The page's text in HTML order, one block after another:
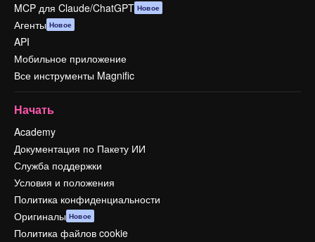
MCP для Claude/ChatGPT Новое
Агенты Новое
API
Мобильное приложение
Все инструменты Magnific
Начать
Academy
Документация по Пакету ИИ
Служба поддержки
Условия и положения
Политика конфиденциальности
Оригиналы Новое
Политика файлов cookie